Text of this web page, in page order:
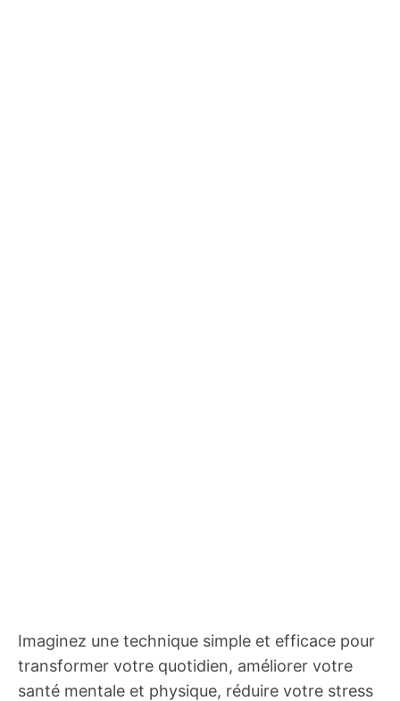
Imaginez une technique simple et efficace pour
transformer votre quotidien, améliorer votre
santé mentale et physique, réduire votre stress